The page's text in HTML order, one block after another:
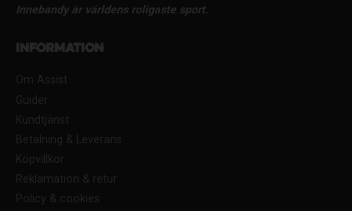
Innebandy är världens roligaste sport.
Information
Om Assist
Guider
Kundtjänst
Betalning & Leverans
Köpvillkor
Reklamation & retur
Policy & cookies